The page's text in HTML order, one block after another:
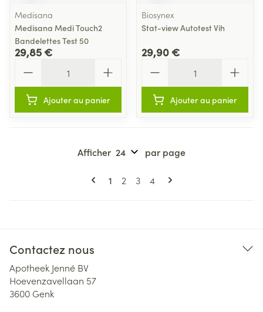
Medisana
Medisana Medi Touch2
Bandelettes Test 50
29,85 €
Ajouter au panier
Biosynex
Stat-view Autotest Vih
29,90 €
Ajouter au panier
Pages
Vous lisez actuellement la page
1 Page
2 Page
3 Page
4
Afficher par page
Contactez nous
Apotheek Jenné BV
Hoevenzavellaan 57
3600 Genk